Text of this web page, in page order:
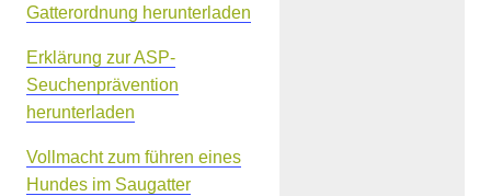
Gatterordnung herunterladen
Erklärung zur ASP-
Seuchenprävention
herunterladen
Vollmacht zum führen eines
Hundes im Saugatter